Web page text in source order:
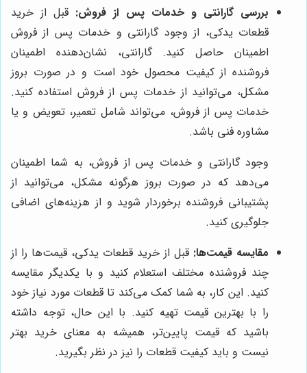
بررسی گارانتی و خدمات پس از فروش: قبل از خرید
قطعات یدکی، از وجود گارانتی و خدمات پس از فروش
اطمینان حاصل کنید. گارانتی، نشان‌دهنده اطمینان
فروشنده از کیفیت محصول خود است و در صورت بروز
مشکل، می‌توانید از خدمات پس از فروش استفاده کنید.
خدمات پس از فروش، می‌تواند شامل تعمیر، تعویض و یا
مشاوره فنی باشد.
وجود گارانتی و خدمات پس از فروش، به شما اطمینان
می‌دهد که در صورت بروز هرگونه مشکل، می‌توانید از
پشتیبانی فروشنده برخوردار شوید و از هزینه‌های اضافی
جلوگیری کنید.
مقایسه قیمت‌ها: قبل از خرید قطعات یدکی، قیمت‌ها را از
چند فروشنده مختلف استعلام کنید و با یکدیگر مقایسه
کنید. این کار، به شما کمک می‌کند تا قطعات مورد نیاز خود
را با بهترین قیمت تهیه کنید. با این حال، توجه داشته
باشید که قیمت پایین‌تر، همیشه به معنای خرید بهتر
نیست و باید کیفیت قطعات را نیز در نظر بگیرید.